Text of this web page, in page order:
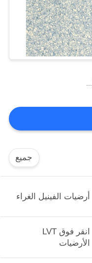
جميع
أرضيات الفينيل الغراء
انقر فوق LVT
الأرضيات